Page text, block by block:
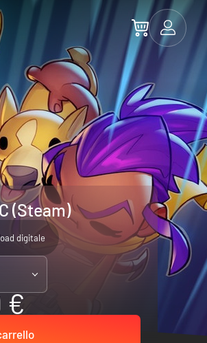
(Steam)
digitale
€